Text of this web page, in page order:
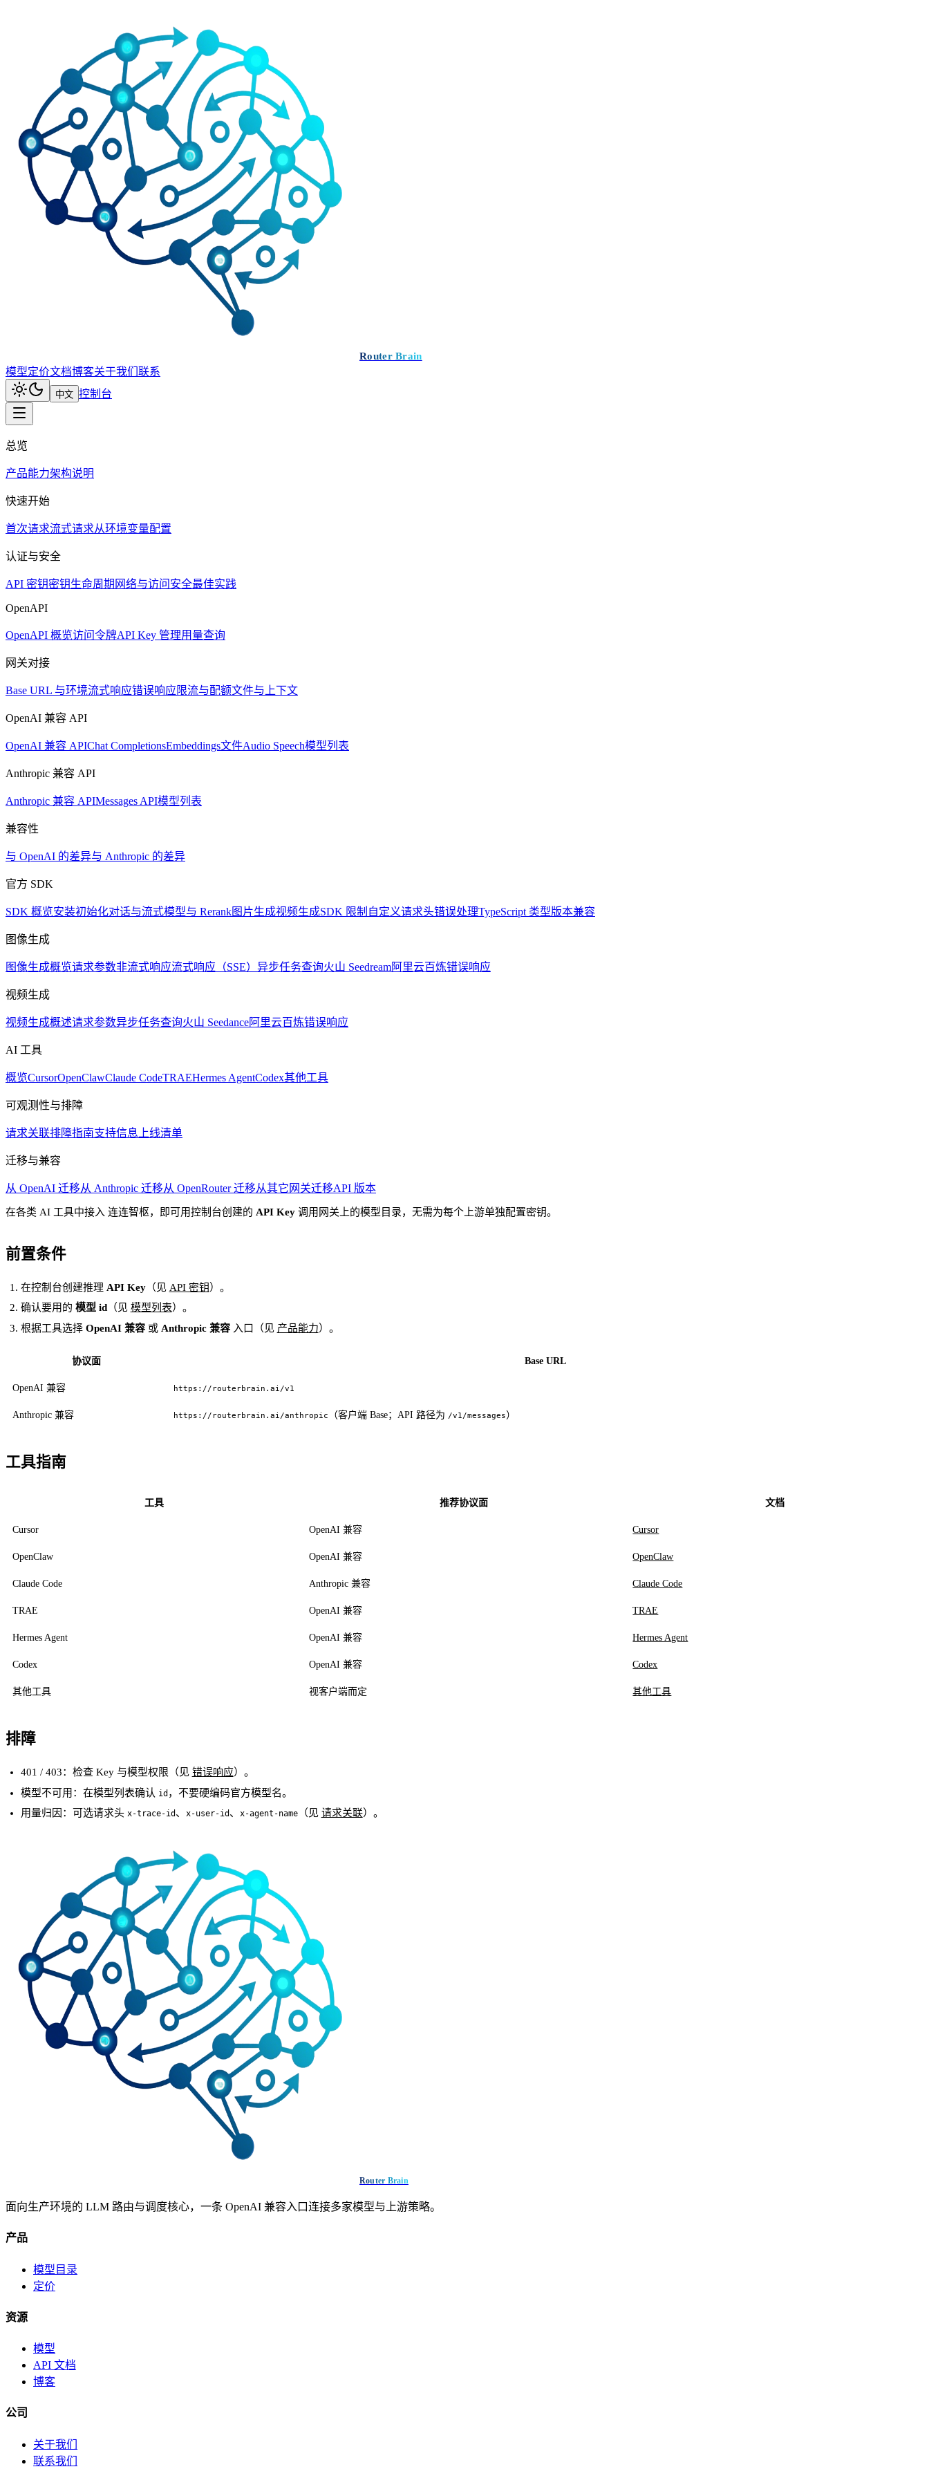
Router Brain
模型定价文档博客关于我们 联系
中文 控制台
总览
产品能力架构说明
快速开始
首次请求流式请求从环境变量配置
认证与安全
API 密钥密钥生命周期 网络与访问 安全最佳实践
OpenAPI
OpenAPI 概览访问令牌API Key 管理用量查询
网关对接
Base URL 与环境流式响应错误响应 限流与配额文件与上下文
OpenAI 兼容 API
OpenAI 兼容 APIChat CompletionsEmbeddings文件Audio Speech模型列表
Anthropic 兼容 API
Anthropic 兼容 APIMessages API模型列表
兼容性
与 OpenAI 的差异与 Anthropic 的差异
官方 SDK
SDK 概览安装初始化对话与流式模型与 Rerank图片生成视频生成SDK 限制 自定义请求头错误处理TypeScript 类型版本兼容
图像生成
图像生成概览请求参数非流式响应流式响应（SSE） 异步任务查询火山 Seedream阿里云百炼错误响应
视频生成
视频生成概述请求参数异步任务查询火山 Seedance阿里云百炼错误响应
AI 工具
概览CursorOpenClawClaude CodeTRAEHermes AgentCodex其他工具
可观测性与排障
请求关联排障指南支持信息 上线清单
迁移与兼容
从 OpenAI 迁移从 Anthropic 迁移从 OpenRouter 迁移从其它网关迁移API 版本
在各类 AI 工具中接入 连连智枢，即可用控制台创建的 API Key 调用网关上的模型目录，无需为每个上游单独配置密钥。
前置条件
在控制台创建推理 API Key（见 API 密钥）。
确认要用的 模型 id（见 模型列表）。
根据工具选择 OpenAI 兼容或 Anthropic 兼容入口（见 产品能力）。
协议面 Base URL
OpenAI 兼容 https://routerbrain.ai/v1
Anthropic 兼容 https://routerbrain.ai/anthropic （客户端 Base；API 路径为 /v1/messages）
工具指南
工具 推荐协议面 文档
Cursor OpenAI 兼容 Cursor
OpenClaw OpenAI 兼容 OpenClaw
Claude Code Anthropic 兼容 Claude Code
TRAE OpenAI 兼容 TRAE
Hermes Agent OpenAI 兼容 Hermes Agent
Codex OpenAI 兼容 Codex
其他工具 视客户端而定 其他工具
排障
401 / 403：检查 Key 与模型权限（见 错误响应）。
模型不可用：在模型列表确认 id，不要硬编码官方模型名。
用量归因：可选请求头 x-trace-id、 x-user-id、 x-agent-name（见 请求关联）。
Router Brain
面向生产环境的 LLM 路由与调度核心，一条 OpenAI 兼容入口连接多家模型与上游策略。
产品
模型目录
定价
资源
模型
API 文档
博客
公司
关于我们
联系我们